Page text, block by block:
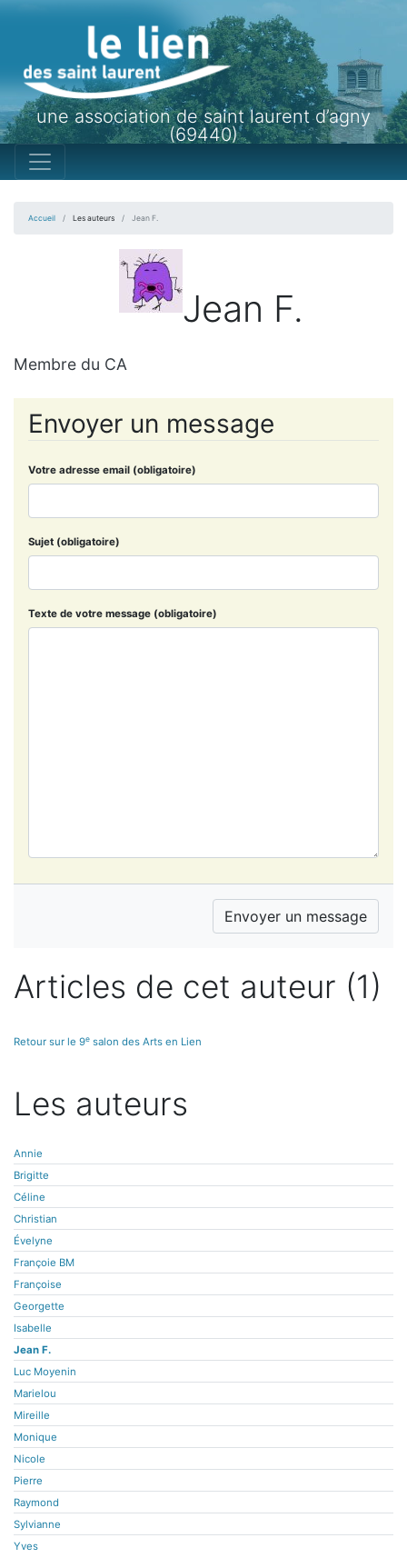
une association de saint laurent d’agny
(69440)
Accueil Les auteurs Jean F.
Jean F.
Membre du CA
Envoyer un message
Votre adresse email (obligatoire)
Sujet (obligatoire)
Texte de votre message (obligatoire)
Articles de cet auteur (1)
Retour sur le 9e salon des Arts en Lien
Les auteurs
Annie
Brigitte
Céline
Christian
Évelyne
Françoie BM
Françoise
Georgette
Isabelle
Jean F.
Luc Moyenin
Marielou
Mireille
Monique
Nicole
Pierre
Raymond
Sylvianne
Yves